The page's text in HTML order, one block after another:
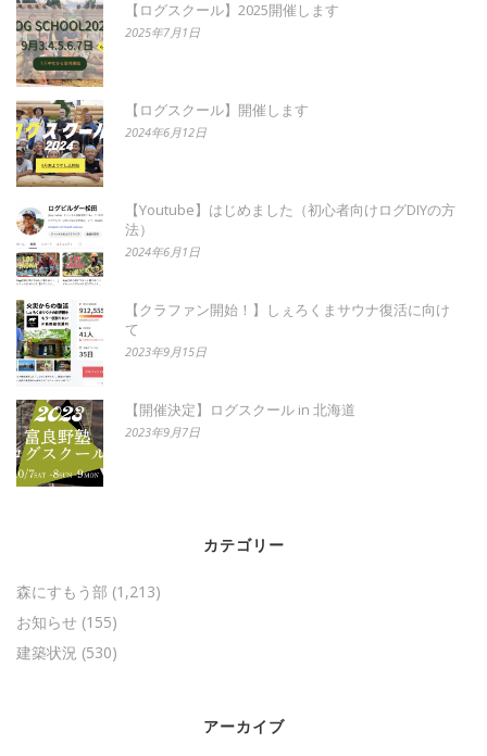
【ログスクール】2025開催します
2025年7月1日
【ログスクール】開催します
2024年6月12日
【Youtube】はじめました（初心者向けログDIYの方
法）
2024年6月1日
【クラファン開始！】しぇろくまサウナ復活に向け
て
2023年9月15日
【開催決定】ログスクール in 北海道
2023年9月7日
カテゴリー
森にすもう部 (1,213)
お知らせ (155)
建築状況 (530)
アーカイブ